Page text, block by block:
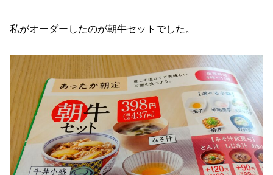
私がオーダーしたのが朝牛セットでした。